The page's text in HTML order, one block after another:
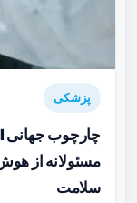
پزشکی
مسئولانه از
سلامت